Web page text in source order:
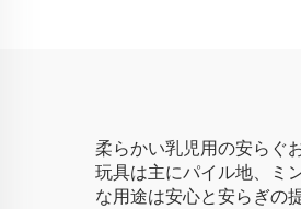
柔らかい乳児用の安らぐ
玩具は主にパイル地、ミ
な用途は安心と安らぎの